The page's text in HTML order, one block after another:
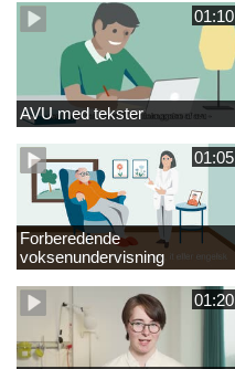
01:10
AVU med tekster
01:05
Forberedende
voksenundervisning
01:20